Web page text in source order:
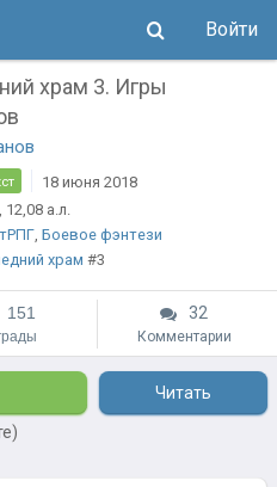
Войти
храм 3. Игры
18 июня 2018
12,08 а.л.
, Боевое фэнтези
храм #3
151 32
Комментарии
Читать